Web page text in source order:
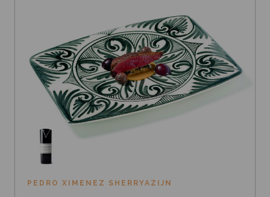
PEDRO XIMENEZ SHERRYAZIJN